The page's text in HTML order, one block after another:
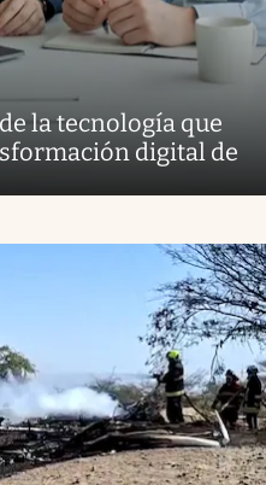
la tecnología que
digital de